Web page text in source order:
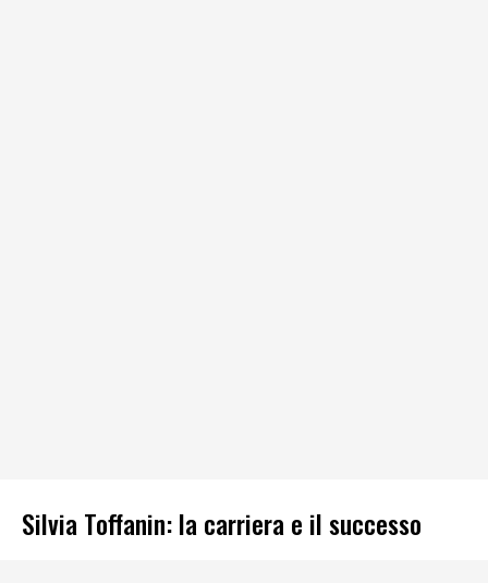
Silvia Toffanin: la carriera e il successo